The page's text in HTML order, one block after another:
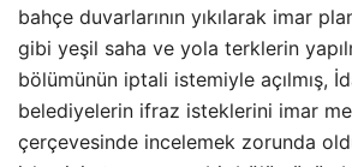
bahçe duvarlarının yıkılarak imar
gibi yeşil saha ve yola terklerin
bölümünün iptali istemiyle açılmış,
belediyelerin ifraz isteklerini imar
çerçevesinde incelemek zorunda